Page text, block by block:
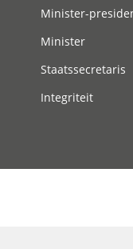
Minister-
Minister
Staatssecretaris
Integriteit